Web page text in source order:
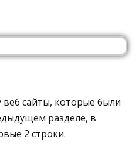
веб сайты, которые были
разделе, в
2 строки.